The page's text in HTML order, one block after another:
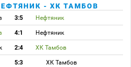
- ХК ТАМБОВ
3:5 Нефтяник
4:1 Нефтяник
2:4 ХК Тамбов
5:3 ХК Тамбов